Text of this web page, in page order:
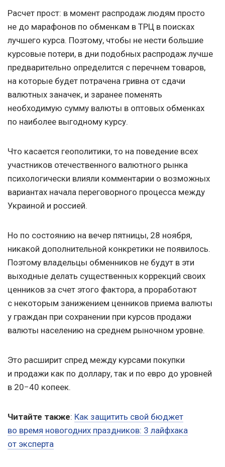
Расчет прост: в момент распродаж людям просто
не до марафонов по обменкам в ТРЦ в поисках
лучшего курса. Поэтому, чтобы не нести большие
курсовые потери, в дни подобных распродаж лучше
предварительно определится с перечнем товаров,
на которые будет потрачена гривна от сдачи
валютных заначек, и заранее поменять
необходимую сумму валюты в оптовых обменках
по наиболее выгодному курсу.
Что касается геополитики, то на поведение всех
участников отечественного валютного рынка
психологически влияли комментарии о возможных
вариантах начала переговорного процесса между
Украиной и россией.
Но по состоянию на вечер пятницы, 28 ноября,
никакой дополнительной конкретики не появилось.
Поэтому владельцы обменников не будут в эти
выходные делать существенных коррекций своих
ценников за счет этого фактора, а проработают
с некоторым занижением ценников приема валюты
у граждан при сохранении при курсов продажи
валюты населению на среднем рыночном уровне.
Это расширит спред между курсами покупки
и продажи как по доллару, так и по евро до уровней
в 20−40 копеек.
Читайте также: Как защитить свой бюджет
во время новогодних праздников: 3 лайфхака
от эксперта